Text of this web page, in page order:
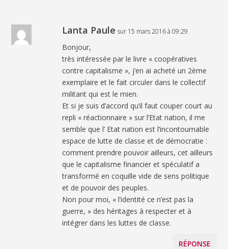
Lanta Paule sur 15 mars 2016 à 09:29
Bonjour,
très intéressée par le livre « coopératives
contre capitalisme », j’en ai acheté un 2ème
exemplaire et le fait circuler dans le collectif
militant qui est le mien.
Et si je suis d’accord qu’il faut couper court au
repli « réactionnaire » sur l’Etat nation, il me
semble que l’ Etat nation est l’incontournable
espace de lutte de classe et de démocratie :
comment prendre pouvoir ailleurs, cet ailleurs
que le capitalisme financier et spéculatif a
transformé en coquille vide de sens politique
et de pouvoir des peuples.
Non pour moi, « l’identité ce n’est pas la
guerre, » des héritages à respecter et à
intégrer dans les luttes de classe.
RÉPONSE